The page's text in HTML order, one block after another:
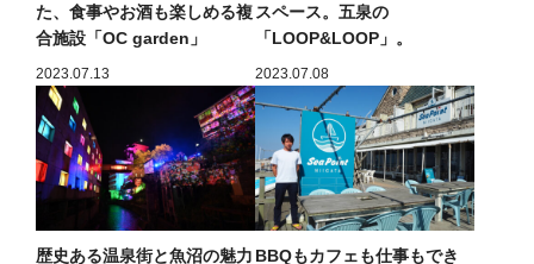
た、食事やお酒も楽しめる複
合施設「OC garden」
2023.07.13
スペース。五泉の
「LOOP&LOOP」。
2023.07.08
歴史ある温泉街と魚沼の魅力 BBQもカフェも仕事もでき